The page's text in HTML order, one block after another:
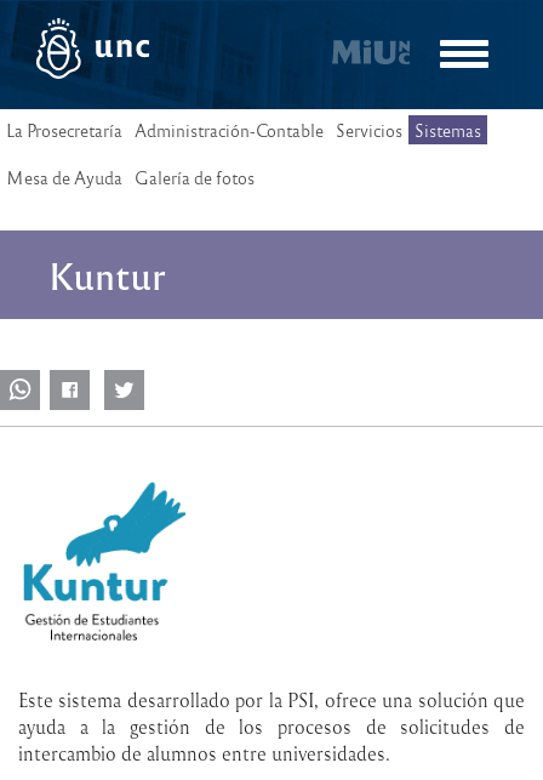
Pasar
contenido
Toggle
La Prosecretaría Administración-Contable Servicios Sistemas
Mesa de Ayuda Galería de fotos
Kuntur
Este sistema desarrollado por la PSI, ofrece una solución que
ayuda a la gestión de los procesos de solicitudes de
intercambio de alumnos entre universidades.